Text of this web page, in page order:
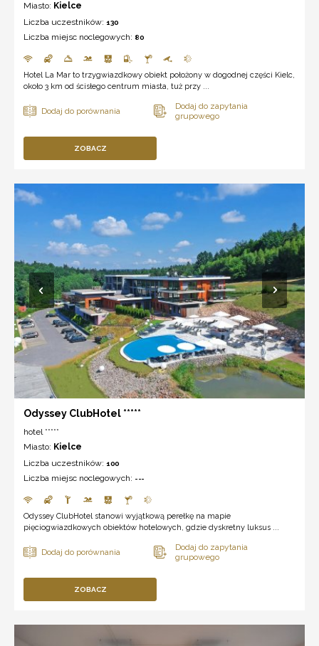
Miasto: Kielce
Liczba uczestników: 130
Liczba miejsc noclegowych: 80
Hotel La Mar to trzygwiazdkowy obiekt położony w dogodnej części Kielc,
około 3 km od ścisłego centrum miasta, tuż przy ...
ZOBACZ
Odyssey ClubHotel *****
hotel *****
Miasto: Kielce
Liczba uczestników: 100
Liczba miejsc noclegowych: ---
Odyssey ClubHotel stanowi wyjątkową perełkę na mapie
pięciogwiazdkowych obiektów hotelowych, gdzie dyskretny luksus ...
ZOBACZ